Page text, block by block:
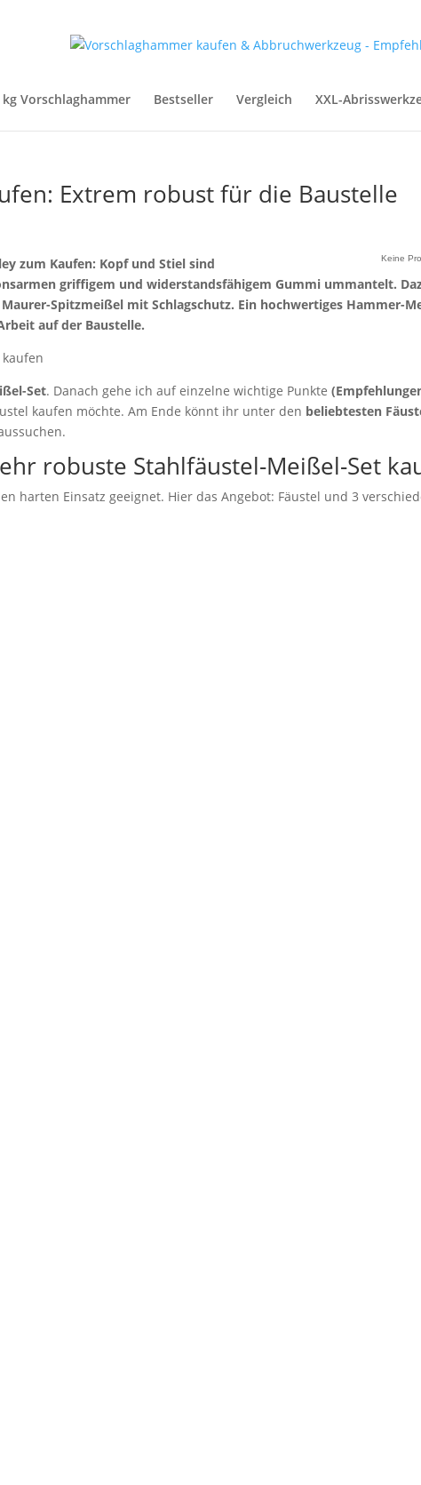
kg Vorschlaghammer Bestseller Vergleich XXL-
Extrem robust für die Baustelle
Keine
zum Kaufen: Kopf und Stiel sind
griffigem und widerstandsfähigem Gummi ummantelt.
Spitzmeißel mit Schlagschutz. Ein hochwertiges Hammer-
auf der Baustelle.
Set. Danach gehe ich auf einzelne wichtige Punkte
kaufen möchte. Am Ende könnt ihr unter den beliebtesten
robuste Stahlfäustel-Meißel-Set
harten Einsatz geeignet. Hier das Angebot: Fäustel und 3